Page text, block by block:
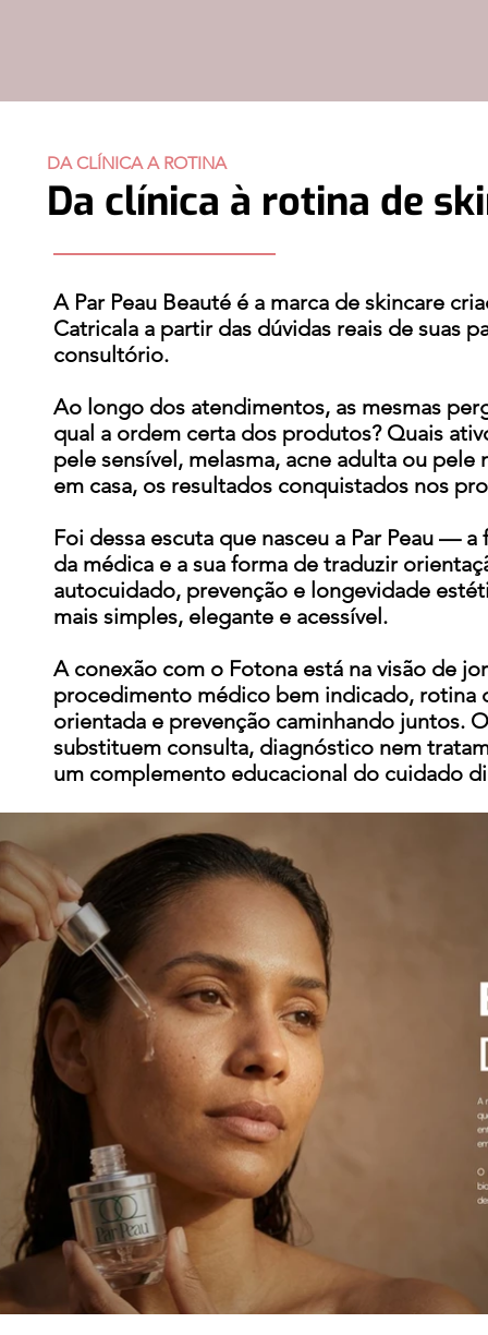
DA CLÍNICA A ROTINA
Da clínica à rotina de
A Par Peau Beauté é a marca de skincare
Catricala a partir das dúvidas reais de suas
consultório.
Ao longo dos atendimentos, as mesmas
qual a ordem certa dos produtos? Quais
pele sensível, melasma, acne adulta ou pele
em casa, os resultados conquistados nos
Foi dessa escuta que nasceu a Par Peau —
da médica e a sua forma de traduzir
autocuidado, prevenção e longevidade
mais simples, elegante e acessível.
A conexão com o Fotona está na visão de
procedimento médico bem indicado, rotina
orientada e prevenção caminhando juntos.
substituem consulta, diagnóstico nem
um complemento educacional do cuidado